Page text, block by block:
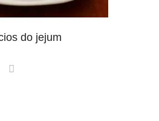
do jejum